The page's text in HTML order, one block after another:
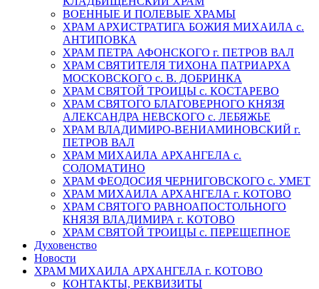
ВОЕННЫЕ И ПОЛЕВЫЕ ХРАМЫ
ХРАМ АРХИСТРАТИГА БОЖИЯ МИХАИЛА с.
АНТИПОВКА
ХРАМ ПЕТРА АФОНСКОГО г. ПЕТРОВ ВАЛ
ХРАМ СВЯТИТЕЛЯ ТИХОНА ПАТРИАРХА
МОСКОВСКОГО с. В. ДОБРИНКА
ХРАМ СВЯТОЙ ТРОИЦЫ с. КОСТАРЕВО
ХРАМ СВЯТОГО БЛАГОВЕРНОГО КНЯЗЯ
АЛЕКСАНДРА НЕВСКОГО с. ЛЕБЯЖЬЕ
ХРАМ ВЛАДИМИРО-ВЕНИАМИНОВСКИЙ г.
ПЕТРОВ ВАЛ
ХРАМ МИХАИЛА АРХАНГЕЛА с.
СОЛОМАТИНО
ХРАМ ФЕОДОСИЯ ЧЕРНИГОВСКОГО с. УМЕТ
ХРАМ МИХАИЛА АРХАНГЕЛА г. КОТОВО
ХРАМ СВЯТОГО РАВНОАПОСТОЛЬНОГО
КНЯЗЯ ВЛАДИМИРА г. КОТОВО
ХРАМ СВЯТОЙ ТРОИЦЫ с. ПЕРЕЩЕПНОЕ
Духовенство
Новости
ХРАМ МИХАИЛА АРХАНГЕЛА г. КОТОВО
КОНТАКТЫ, РЕКВИЗИТЫ